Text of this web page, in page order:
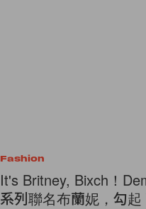
Fashion
It's Britney, Bixch！
系列聯名布蘭妮，勾